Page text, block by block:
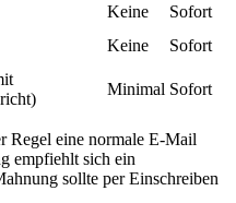
Keine
Sofort
Keine Sofort
Minimal Sofort
Regel eine normale E-Mail
empfiehlt sich ein
sollte per Einschreiben